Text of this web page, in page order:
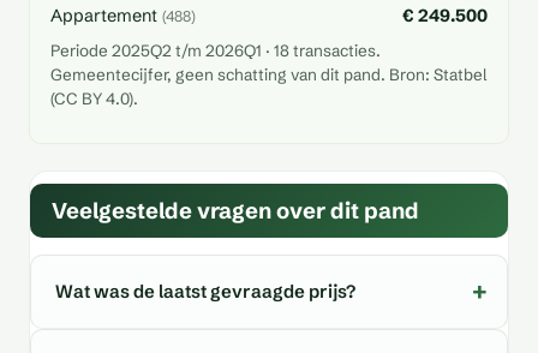
Appartement (488) € 249.500
Periode 2025Q2 t/m 2026Q1 · 18 transacties.
Gemeentecijfer, geen schatting van dit pand. Bron: Statbel
(CC BY 4.0).
Veelgestelde vragen over dit pand
Wat was de laatst gevraagde prijs?